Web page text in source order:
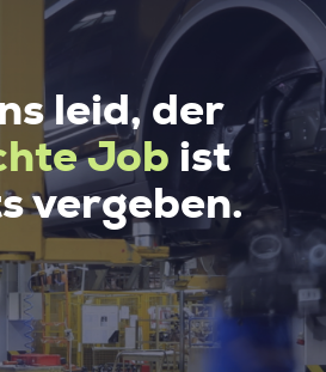
leid, der
Job ist
vergeben.